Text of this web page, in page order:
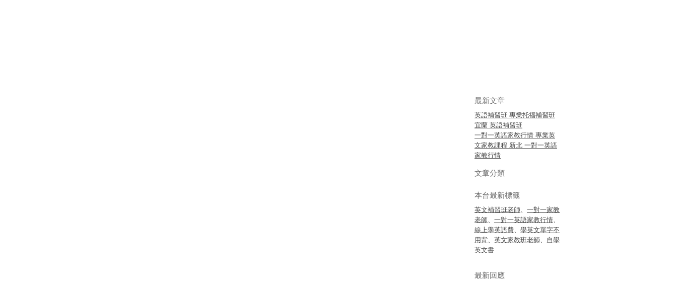
最新文章
英語補習班 專業托福補習班
宜蘭 英語補習班
一對一英語家教行情 專業英
文家教課程 新北 一對一英語
家教行情
文章分類
本台最新標籤
英文補習班老師、 一對一家教
老師、 一對一英語家教行情、
線上學英語費、 學英文單字不
用背、 英文家教班老師、 自學
英文書
最新回應